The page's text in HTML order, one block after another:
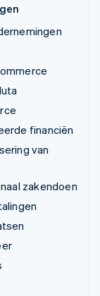
financiën
van
zakendoen